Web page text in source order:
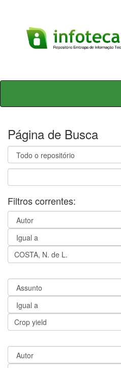
Skip
Página de Busca
Filtros correntes: